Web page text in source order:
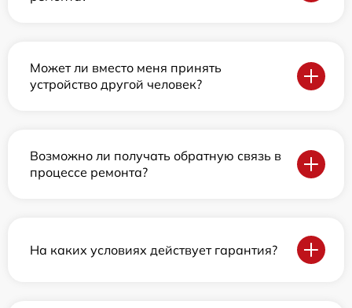
Может ли вместо меня принять
устройство другой человек?
Возможно ли получать обратную связь в
процессе ремонта?
На каких условиях действует гарантия?